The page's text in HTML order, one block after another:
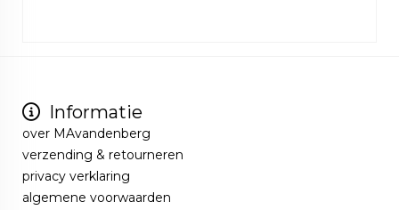
Informatie
over MAvandenberg
verzending & retourneren
privacy verklaring
algemene voorwaarden